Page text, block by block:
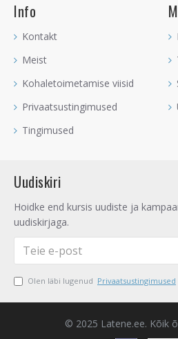
Info
Kontakt
Meist
Kohaletoimetamise viisid
Privaatsustingimused
Tingimused
Uudiskiri
Hoidke end kursis uudiste ja
uudiskirjaga.
Olen läbi lugenud Privaatsustingimused
© 2025 Latene.ee. Kõik